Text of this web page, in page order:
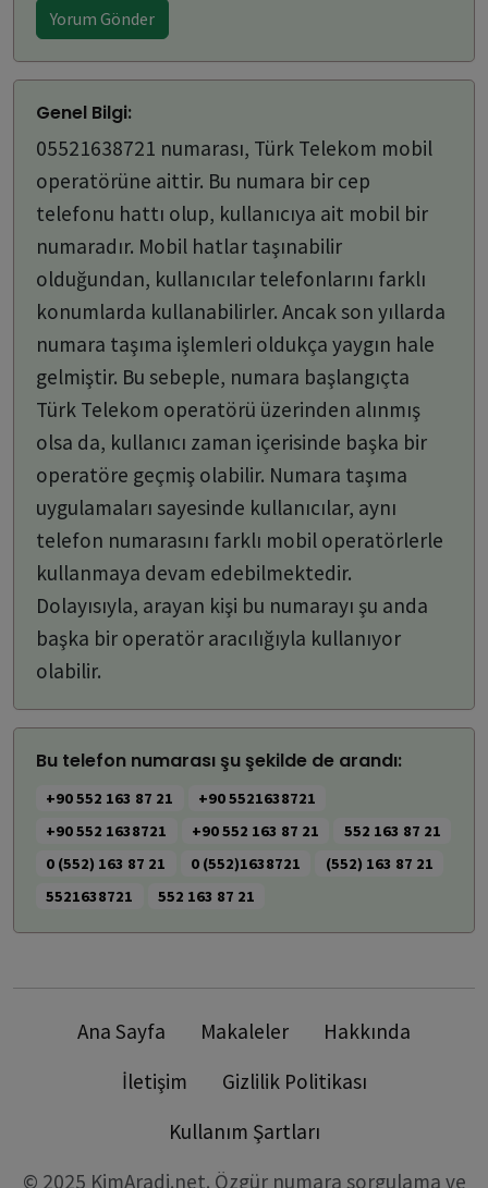
Yorum Gönder
Genel Bilgi:
05521638721 numarası, Türk Telekom mobil
operatörüne aittir. Bu numara bir cep
telefonu hattı olup, kullanıcıya ait mobil bir
numaradır. Mobil hatlar taşınabilir
olduğundan, kullanıcılar telefonlarını farklı
konumlarda kullanabilirler. Ancak son yıllarda
numara taşıma işlemleri oldukça yaygın hale
gelmiştir. Bu sebeple, numara başlangıçta
Türk Telekom operatörü üzerinden alınmış
olsa da, kullanıcı zaman içerisinde başka bir
operatöre geçmiş olabilir. Numara taşıma
uygulamaları sayesinde kullanıcılar, aynı
telefon numarasını farklı mobil operatörlerle
kullanmaya devam edebilmektedir.
Dolayısıyla, arayan kişi bu numarayı şu anda
başka bir operatör aracılığıyla kullanıyor
olabilir.
Bu telefon numarası şu şekilde de arandı:
+90 552 163 87 21
+90 5521638721
+90 552 1638721
+90 552 163 87 21
552 163 87 21
0 (552) 163 87 21
0 (552)1638721
(552) 163 87 21
5521638721
552 163 87 21
Ana Sayfa Makaleler
Hakkında
İletişim
Gizlilik Politikası
Kullanım Şartları
© 2025 KimAradi.net. Özgür numara sorgulama ve